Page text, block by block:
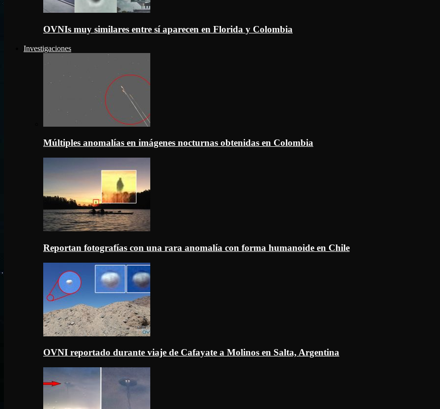
OVNIs muy similares entre sí aparecen en Florida y Colombia
Investigaciones
Múltiples anomalías en imágenes nocturnas obtenidas en Colombia
Reportan fotografías con una rara anomalía con forma humanoide en Chile
OVNI reportado durante viaje de Cafayate a Molinos en Salta, Argentina